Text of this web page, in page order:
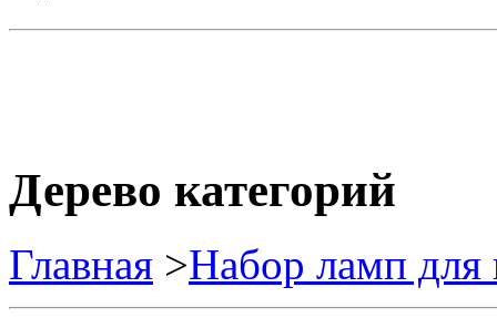
Дерево категорий
Главная >Набор ламп для